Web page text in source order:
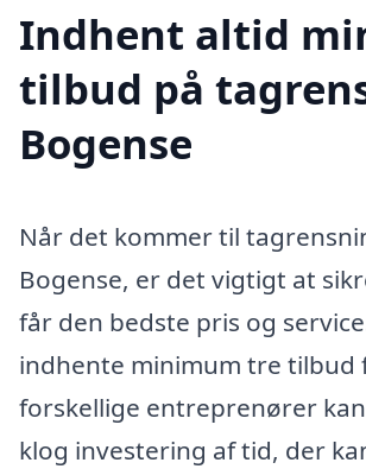
Indhent altid
tilbud på
Bogense
Når det kommer til
Bogense, er det vigtigt at
får den bedste pris og
indhente minimum tre tilbud
forskellige entreprenører
klog investering af tid, der